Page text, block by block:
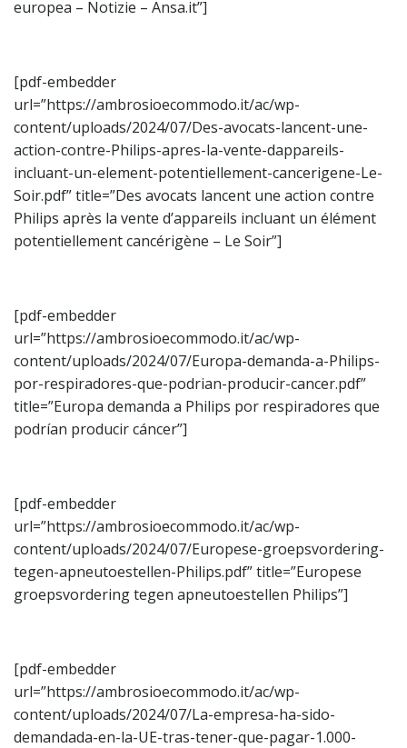
europea – Notizie – Ansa.it”]
[pdf-embedder
url=”https://ambrosioecommodo.it/ac/wp-
content/uploads/2024/07/Des-avocats-lancent-une-
action-contre-Philips-apres-la-vente-dappareils-
incluant-un-element-potentiellement-cancerigene-Le-
Soir.pdf” title=”Des avocats lancent une action contre
Philips après la vente d’appareils incluant un élément
potentiellement cancérigène – Le Soir”]
[pdf-embedder
url=”https://ambrosioecommodo.it/ac/wp-
content/uploads/2024/07/Europa-demanda-a-Philips-
por-respiradores-que-podrian-producir-cancer.pdf”
title=”Europa demanda a Philips por respiradores que
podrían producir cáncer”]
[pdf-embedder
url=”https://ambrosioecommodo.it/ac/wp-
content/uploads/2024/07/Europese-groepsvordering-
tegen-apneutoestellen-Philips.pdf” title=”Europese
groepsvordering tegen apneutoestellen Philips”]
[pdf-embedder
url=”https://ambrosioecommodo.it/ac/wp-
content/uploads/2024/07/La-empresa-ha-sido-
demandada-en-la-UE-tras-tener-que-pagar-1.000-